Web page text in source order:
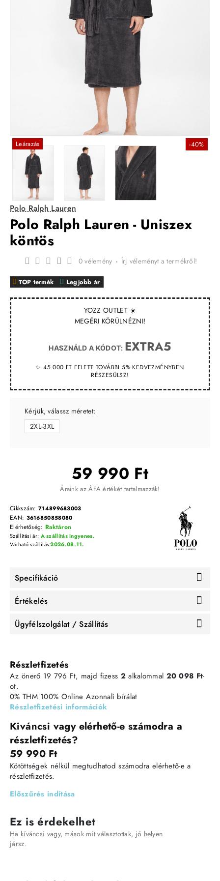
Leárazás -40%
Polo Ralph Lauren
Polo Ralph Lauren - Uniszex
köntös
YOZZ OUTLET ☀️
MEGÉRI KÖRÜLNÉZNI!
HASZNÁLD A KÓDOT: EXTRA5
✨ 45.000 FT FELETT TOVÁBBI 5% KEDVEZMÉNYBEN
RÉSZESÜLSZ!
TOP termék Legjobb ár
0 vélemény - Írj véleményt a termékről!
59 990 Ft
Áraink az ÁFA értékét tartalmazzák!
Cikkszám: 714899683003
EAN: 3616850858080
Elérhetőség: Raktáron
Várható szállítás:2026.08.11.
Szállítási ár: A szállítás ingyenes.
Kérjük, válassz méretet:
2XL-3XL
Specifikáció
Értékelés
Ügyfélszolgálat / Szállítás
Részletfizetés
Az önerő 19 796 Ft, majd fizess 2alkalommal 20 098 Ft-
ot.
0% THM 100% Online Azonnali bírálat
Részletfizetési információk
Kiváncsi vagy elérhető-e számodra a
részletfizetés?
59 990 Ft
Kötöttségek nélkül megtudhatod számodra elérhető-e a
részletfizetés.
Előszűrés indítása
Ez is érdekelhet
Ha kíváncsi vagy, mások mit választottak, jó helyen
jársz.